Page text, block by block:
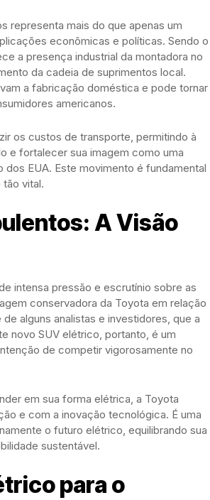
representa mais do que apenas um
econômicas e políticas. Sendo o
a presença industrial da montadora no
da cadeia de suprimentos local.
a fabricação doméstica e pode tornar
americanos.
os custos de transporte, permitindo à
e fortalecer sua imagem como uma
EUA. Este movimento é fundamental
vital.
A Visão
intensa pressão e escrutínio sobre as
conservadora da Toyota em relação
alguns analistas e investidores, que a
novo SUV elétrico, portanto, é um
de competir vigorosamente no
em sua forma elétrica, a Toyota
e com a inovação tecnológica. É uma
o futuro elétrico, equilibrando sua
sustentável.
para o